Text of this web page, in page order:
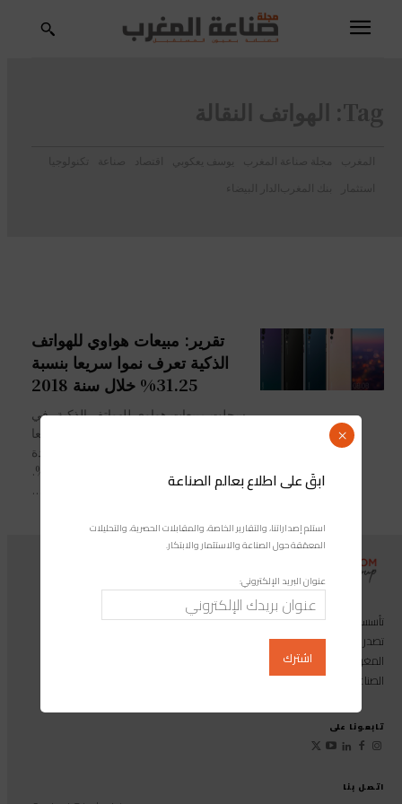
Tag: الهواتف النقالة
المغرب مجلة صناعة المغرب يوسف يعكوبي اقتصاد صناعة
تكنولوجيا
استثمار
بنك المغرب الدار البيضاء
تقرير: مبيعات هواوي للهواتف
الذكية تعرف نموا سريعا بنسبة
31.25% خلال سنة 2018
سجلت مبيعات هواوي للهواتف الذكية، في
النصف الأول من سنة 2018، نموا سريعا
في منطقة الشرق الأوسط وإفريقيا، بزيادة
حصتها في السوق بنسبة 31.25%.
وحسب...
اتصل بنا
تأسست مجموعة إندوستريكوم عام 2013، وهي مجموعة إعلامية متخصصة
تصدر المجلة الرائدة المخصصة للصناعة والاستثمار والابتكار: مجلة «صناعة
المغرب»، بالإضافة إلى أول منصة رقمية موجهة لخدمة المهنيين في القطاع
الصناعي.
تابعونا على
ابقَ على اطلاع بعالم الصناعة
استلم إصداراتنا، والتقارير الخاصة، والمقابلات الحصرية، والتحليلات
المعمّقة حول الصناعة والاستثمار والابتكار.
عنوان البريد الإلكتروني:
×